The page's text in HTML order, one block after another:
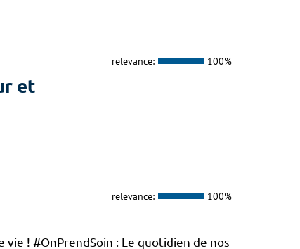
relevance: 100%
et
relevance: 100%
! #OnPrendSoin : Le quotidien de nos